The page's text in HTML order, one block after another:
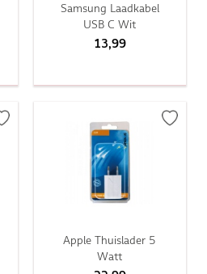
Samsung Laadkabel
USB C Wit
13,99
Apple Thuislader 5
Watt